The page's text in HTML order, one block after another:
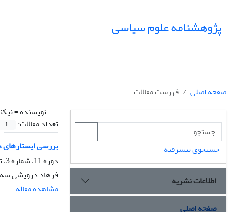
پژوهشنامه علوم سیاسی
صفحه اصلی
فهرست مقالات
نویسنده =
تعداد مقالات:
1
بررسی
دوره 11، شماره 3، تابستان 1395، صفحه
فرهاد درویشی سه
مشاهده مقاله
جستجوی پیشرفته
اطلاعات نشریه
صفحه اصلی